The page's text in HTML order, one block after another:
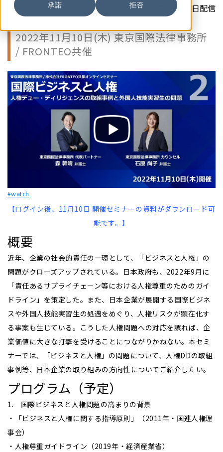
承諾 拒否2022年12月20日配信
2022年11月10日(木) 東京国際法律事務所
/ FRONTEO共催
#watch
【ログイン後、11月10日 開催セミナーの資料がダウンロード可
能です。】
概要
近年、企業の社会的責任の一環として、「ビジネスと人権」の
問題がクローズアップされている。日本政府も、2022年9月に
「責任あるサプライチェーン等における人権尊重のためのガイ
ドライン」を策定した。また、日本企業が展開する国際ビジネ
スや外国人技能実習生の処遇をめぐり、人権リスクが顕在化す
る事案も生じている。こうした人権問題への対応を誤れば、企
業価値に大きな打撃を受けることにつながりかねない。本セミ
ナーでは、「ビジネスと人権」の問題について、人権DDの取組
事例等、日本企業の取り組みの方向性についてご紹介したい。
プログラム（予定）
1. 国際ビジネスと人権問題の高まりの背景
・「ビジネスと人権に関する指導原則」（2011年・国連人権理
事会）
・人権尊重ガイドライン（2019年・経済産業省）